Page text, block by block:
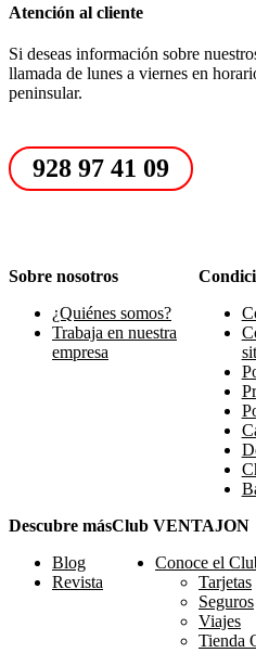
Atención al cliente
Si deseas información sobre
llamada de lunes a viernes en
peninsular.
928 97 41 09
Sobre nosotros
¿Quiénes somos?
Trabaja en nuestra
empresa
Descubre más
Blog
Revista
Club VENTAJON
Conoce el
Tarjetas
Seguros
Viajes
Tienda